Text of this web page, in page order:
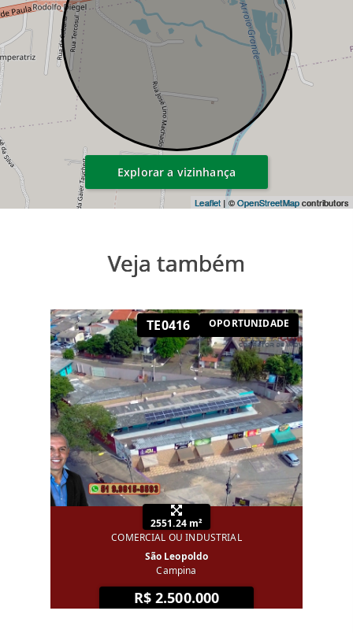
Leaflet | ©OpenStreetMapcontributors
Explorar a vizinhança
Veja também
TE0416 OPORTUNIDADE
2551.24 m²
COMERCIAL OU INDUSTRIAL
São Leopoldo
Campina
R$ 2.500.000